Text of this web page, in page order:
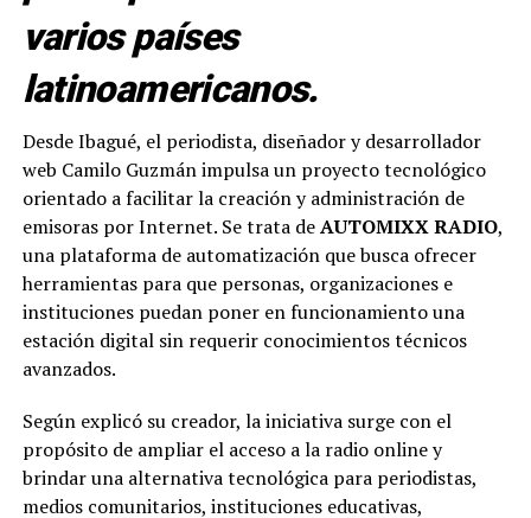
varios países
latinoamericanos.
Desde Ibagué, el periodista, diseñador y desarrollador
web Camilo Guzmán impulsa un proyecto tecnológico
orientado a facilitar la creación y administración de
emisoras por Internet. Se trata deAUTOMIXX RADIO,
una plataforma de automatización que busca ofrecer
herramientas para que personas, organizaciones e
instituciones puedan poner en funcionamiento una
estación digital sin requerir conocimientos técnicos
avanzados.
Según explicó su creador, la iniciativa surge con el
propósito de ampliar el acceso a la radio online y
brindar una alternativa tecnológica para periodistas,
medios comunitarios, instituciones educativas,